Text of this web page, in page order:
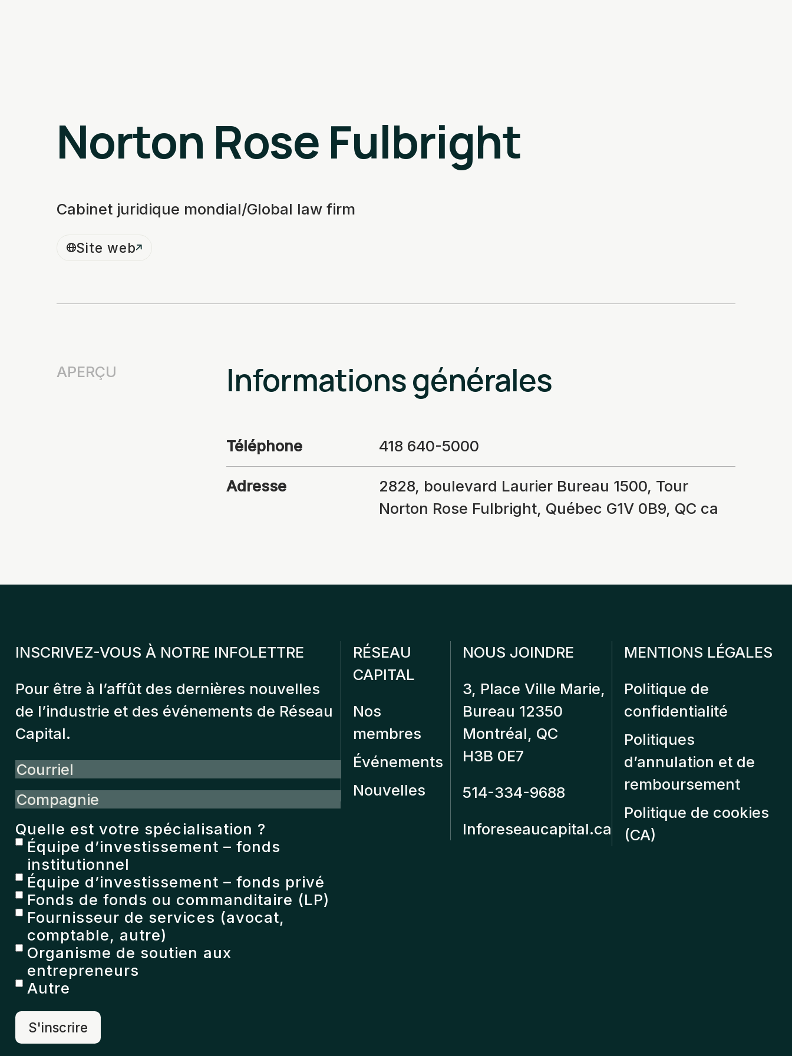
Norton Rose Fulbright
Cabinet juridique mondial/Global law firm
Site web
APERÇU Informations générales
Téléphone 418 640-5000
Adresse
2828, boulevard Laurier Bureau 1500, Tour
Norton Rose Fulbright, Québec G1V 0B9, QC ca
INSCRIVEZ-VOUS À NOTRE INFOLETTRE
Pour être à l’affût des dernières nouvelles
de l’industrie et des événements de Réseau
Capital.
Courriel
Compagnie
Quelle est votre spécialisation ?
Équipe d’investissement – fonds
institutionnel
Équipe d’investissement – fonds privé
Fonds de fonds ou commanditaire (LP)
Fournisseur de services (avocat,
comptable, autre)
Organisme de soutien aux
entrepreneurs
Autre
RÉSEAU
CAPITAL
Nos
membres
Événements
Nouvelles
NOUS JOINDRE
3, Place Ville Marie,
Bureau 12350
Montréal, QC
H3B 0E7
514-334-9688
Inforeseaucapital.ca
MENTIONS LÉGALES
Politique de
confidentialité
Politiques
d’annulation et de
remboursement
Politique de cookies
(CA)